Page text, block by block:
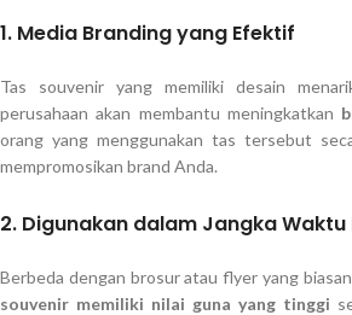
1. Media Branding yang Efektif
Tas souvenir yang memiliki desain
perusahaan akan membantu meningkatkan
orang yang menggunakan tas tersebut
mempromosikan brand Anda.
2. Digunakan dalam Jangka Waktu
Berbeda dengan brosur atau flyer yang
souvenir memiliki nilai guna yang tinggi